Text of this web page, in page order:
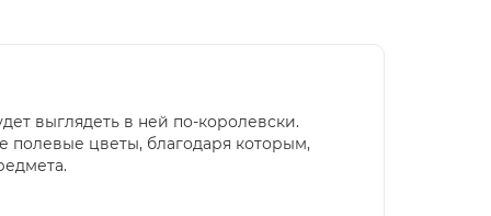
выглядеть в ней по-королевски.
полевые цветы, благодаря которым,